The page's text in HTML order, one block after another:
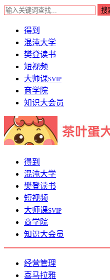
得到
混沌大学
樊登读书
短视频
大师课SVIP
商学院
知识大会员
得到
混沌大学
樊登读书
短视频
大师课SVIP
商学院
知识大会员
经营管理
喜马拉雅